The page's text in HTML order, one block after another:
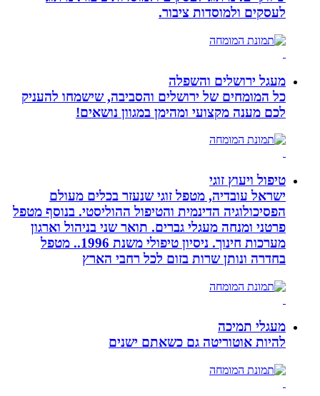
לעסקים ולמוסדות ציבור.
מעגל ירושלים והשפלה
כל המומחים של ירושלים והסביבה, שישמחו להעניק
לכם מענה מקצועי ומהימן במגוון נושאים!
טיפול ויעוץ זוגי
ישראל עובדיה, מטפל זוגי שנעזר בכלים מעולם
הפסיכולוגיה הדינמית והטיפול ההוליסטי. בנוסף מטפל
פרטני ומנחה מעגלי גברים. תואר שני בניהול וארגון
מערכות חינוך. ניסיון טיפולי משנת 1996.. מטפל
בחדרה ונותן שרות בזום לכל רחבי הארץ
מעגלי תמיכה
להיות אוטוריטה גם כשאתם ישנים